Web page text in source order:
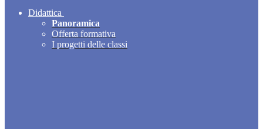
Didattica
Panoramica
Offerta formativa
I progetti delle classi